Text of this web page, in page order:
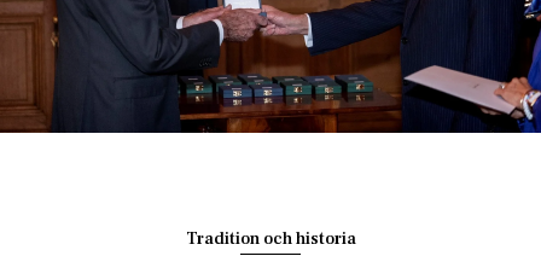
Tradition och historia